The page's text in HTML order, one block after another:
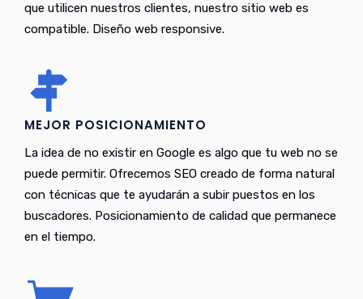
que utilicen nuestros clientes, nuestro sitio web es
compatible. Diseño web responsive.
MEJOR POSICIONAMIENTO
La idea de no existir en Google es algo que tu web no se
puede permitir. Ofrecemos SEO creado de forma natural
con técnicas que te ayudarán a subir puestos en los
buscadores. Posicionamiento de calidad que permanece
en el tiempo.